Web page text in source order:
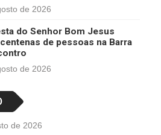
de 2026
do Senhor Bom Jesus
de pessoas na Barra
de 2026
de 2026